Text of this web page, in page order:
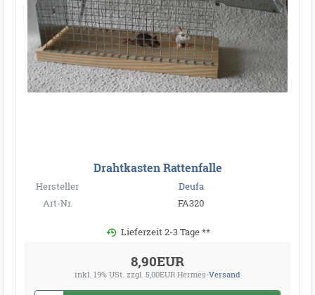
Drahtkasten Rattenfalle
Hersteller
Deufa
Art-Nr.
FA320
Lieferzeit 2-3 Tage **
8,90EUR
inkl. 19% USt. zzgl. 5,00EUR Hermes-Versand